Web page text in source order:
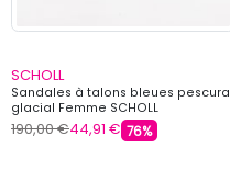
SCHOLL
Sandales à talons bleues pescura
glacial Femme SCHOLL
190,00 €44,91 € 76%